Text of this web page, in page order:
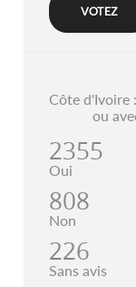
Côte d'Ivoire
ou
2355
Oui
808
Non
226
Sans avis